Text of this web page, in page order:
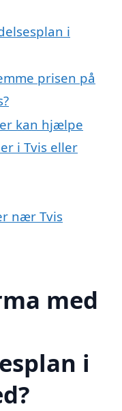
i
prisen på
kan hjælpe
i Tvis eller
nær Tvis
med
i